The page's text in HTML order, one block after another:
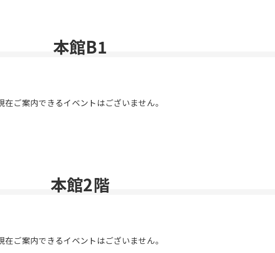
本館B1
在ご案内できるイベントはございません。
本館2階
在ご案内できるイベントはございません。